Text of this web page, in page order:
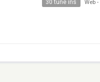
30 tune ins Web -